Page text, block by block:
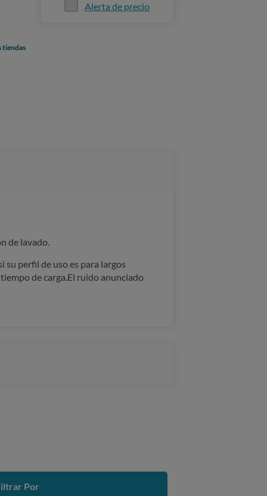
Alerta de precio
tiendas
de lavado.
perfil de uso es para largos
de carga.El ruido anunciado
Por